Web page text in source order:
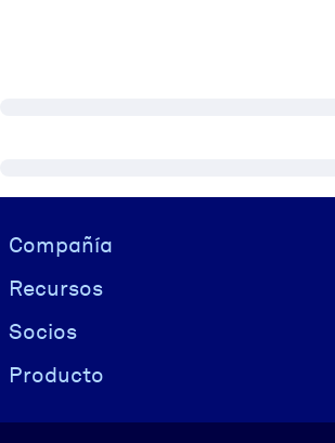
Visually hidden Text
Compañía
Recursos
Socios
Producto